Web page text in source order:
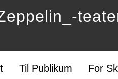
Til Publikum For